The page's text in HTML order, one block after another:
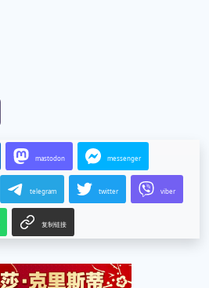
mastodon messenger
telegram twitter viber
复制链接